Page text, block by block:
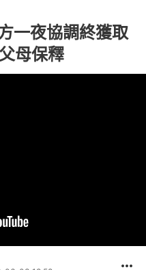
一夜協調終獲取
母保釋